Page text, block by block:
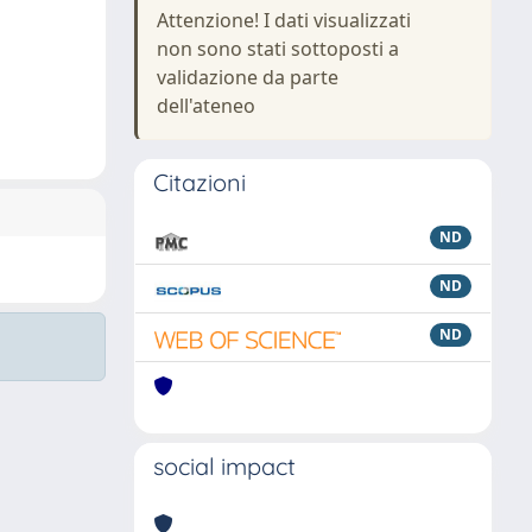
Attenzione! I dati visualizzati
non sono stati sottoposti a
validazione da parte
dell'ateneo
Citazioni
ND
ND
ND
social impact